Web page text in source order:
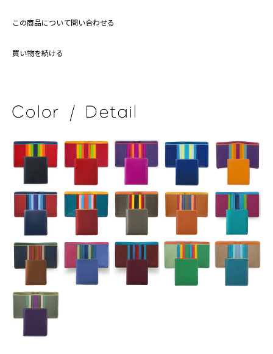
この商品について問い合わせる
買い物を続ける